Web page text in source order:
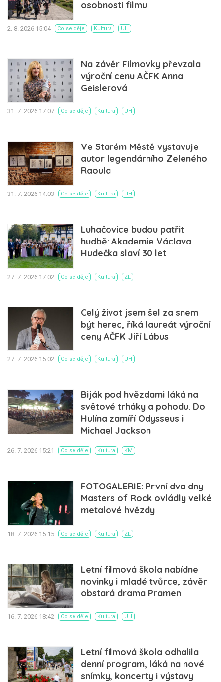
osobnosti filmu
2. 8. 2026 15:04 Co se děje Kultura UH
Na závěr Filmovky převzala
výroční cenu AČFK Anna
Geislerová
31. 7. 2026 17:07 Co se děje Kultura UH
Ve Starém Městě vystavuje
autor legendárního Zeleného
Raoula
31. 7. 2026 14:03 Co se děje Kultura UH
Luhačovice budou patřit
hudbě: Akademie Václava
Hudečka slaví 30 let
27. 7. 2026 17:02 Co se děje Kultura ZL
Celý život jsem šel za snem
být herec, říká laureát výroční
ceny AČFK Jiří Lábus
27. 7. 2026 15:02 Co se děje Kultura UH
Biják pod hvězdami láká na
světové trháky a pohodu. Do
Hulína zamíří Odysseus i
Michael Jackson
26. 7. 2026 15:21 Co se děje Kultura KM
FOTOGALERIE: První dva dny
Masters of Rock ovládly velké
metalové hvězdy
18. 7. 2026 15:15 Co se děje Kultura ZL
Letní filmová škola nabídne
novinky i mladé tvůrce, závěr
obstará drama Pramen
16. 7. 2026 18:42 Co se děje Kultura UH
Letní filmová škola odhalila
denní program, láká na nové
snímky, koncerty i výstavy